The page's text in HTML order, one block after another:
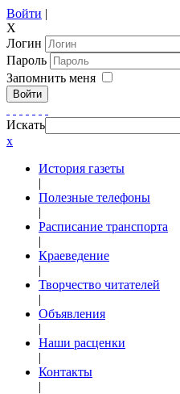
Войти |
X
Логин
Пароль
Запомнить меня
Войти
Искать
x
История газеты
|
Полезные телефоны
|
Расписание транспорта
|
Краеведение
|
Творчество читателей
|
Объявления
|
Наши расценки
|
Контакты
|